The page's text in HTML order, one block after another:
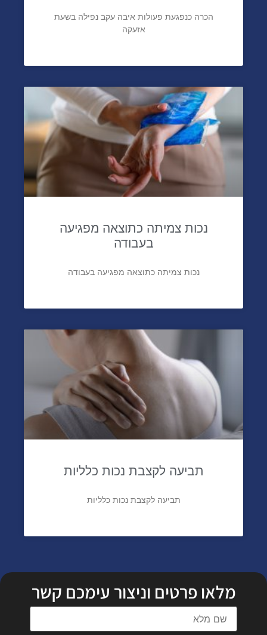
הכרה כנפגעת פעולות איבה עקב נפילה בשעת
אזעקה
נכות צמיתה כתוצאה מפגיעה
בעבודה
נכות צמיתה כתוצאה מפגיעה בעבודה
תביעה לקצבת נכות כלליות
תביעה לקצבת נכות כלליות
מלאו פרטים וניצור עימכם קשר